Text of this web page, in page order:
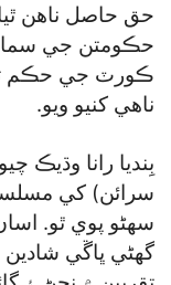
حق حاصل ناهن
حڪومتن جي
ڪورٽ جي حڪم تي
ناهي کنيو ويو.
بِنديا رانا وڌيڪ
سرائن) کي
سهڻو پوي ٿو.
گھڻي ڀاڱي